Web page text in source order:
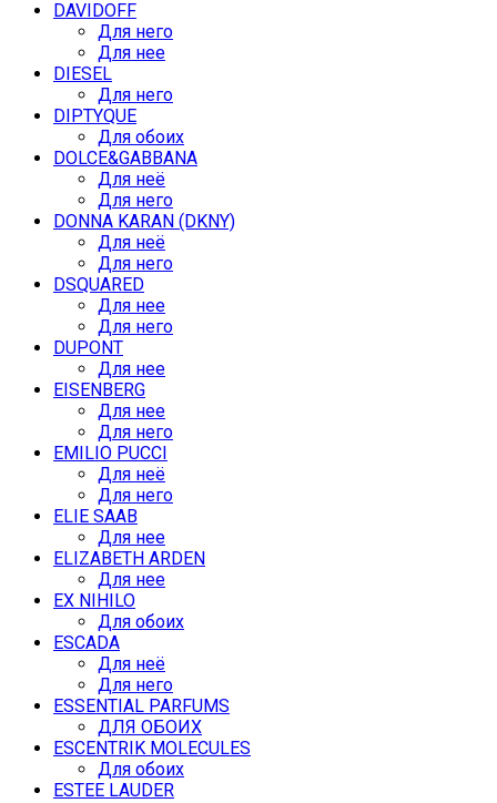
DAVIDOFF
Для него
Для нее
DIESEL
Для него
DIPTYQUE
Для обоих
DOLCE&GABBANA
Для неё
Для него
DONNA KARAN (DKNY)
Для неё
Для него
DSQUARED
Для нее
Для него
DUPONT
Для нее
EISENBERG
Для нее
Для него
EMILIO PUCCI
Для неё
Для него
ELIE SAAB
Для нее
ELIZABETH ARDEN
Для нее
EX NIHILO
Для обоих
ESCADA
Для неё
Для него
ESSENTIAL PARFUMS
ДЛЯ ОБОИХ
ESCENTRIK MOLECULES
Для обоих
ESTEE LAUDER